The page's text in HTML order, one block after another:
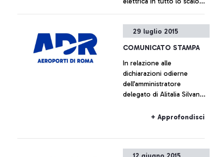
+ Approfondisci
29 luglio 2015
COMUNICATO STAMPA
In relazione alle
dichiarazioni odierne
dell’amministratore
delegato di Alitalia Silvano
non intende commentare le
+ Approfondisci